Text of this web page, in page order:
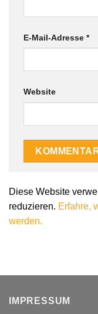
E-Mail-Adresse *
Website
Diese Website
reduzieren. Erfahre,
werden.
IMPRESSUM